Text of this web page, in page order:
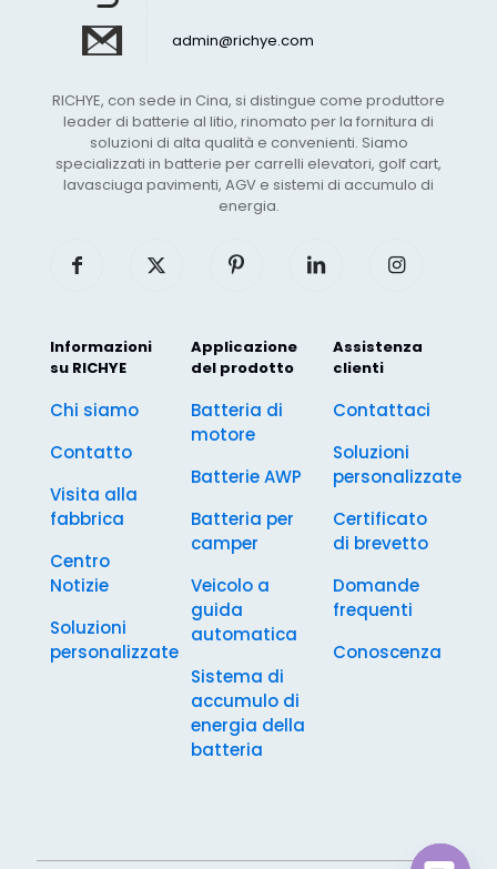
admin@richye.com
RICHYE, con sede in Cina, si distingue come produttore
leader di batterie al litio, rinomato per la fornitura di
soluzioni di alta qualità e convenienti. Siamo
specializzati in batterie per carrelli elevatori, golf cart,
lavasciuga pavimenti, AGV e sistemi di accumulo di
energia.
Informazioni
su RICHYE
Chi siamo
Contatto
Visita alla
fabbrica
Centro
Notizie
Soluzioni
personalizzate
Applicazione
del prodotto
Batteria di
motore
Batterie AWP
Batteria per
camper
Veicolo a
guida
automatica
Sistema di
accumulo di
energia della
batteria
Assistenza
clienti
Contattaci
Soluzioni
personalizzate
Certificato
di brevetto
Domande
frequenti
Conoscenza